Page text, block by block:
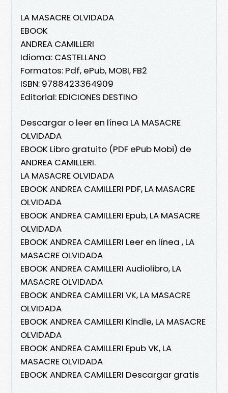
LA MASACRE OLVIDADA
EBOOK
ANDREA CAMILLERI
Idioma: CASTELLANO
Formatos: Pdf, ePub, MOBI, FB2
ISBN: 9788423364909
Editorial: EDICIONES DESTINO
Descargar o leer en línea LA MASACRE
OLVIDADA
EBOOK Libro gratuito (PDF ePub Mobi) de
ANDREA CAMILLERI.
LA MASACRE OLVIDADA
EBOOK ANDREA CAMILLERI PDF, LA MASACRE
OLVIDADA
EBOOK ANDREA CAMILLERI Epub, LA MASACRE
OLVIDADA
EBOOK ANDREA CAMILLERI Leer en línea , LA
MASACRE OLVIDADA
EBOOK ANDREA CAMILLERI Audiolibro, LA
MASACRE OLVIDADA
EBOOK ANDREA CAMILLERI VK, LA MASACRE
OLVIDADA
EBOOK ANDREA CAMILLERI Kindle, LA MASACRE
OLVIDADA
EBOOK ANDREA CAMILLERI Epub VK, LA
MASACRE OLVIDADA
EBOOK ANDREA CAMILLERI Descargar gratis